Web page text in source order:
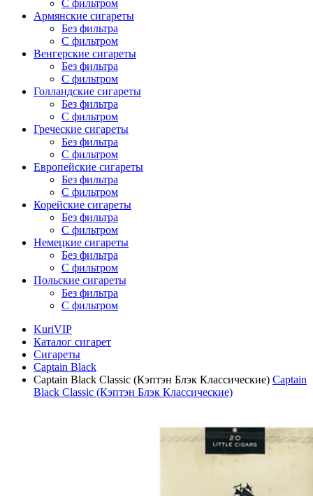
С фильтром
Армянские сигареты
Без фильтра
С фильтром
Венгерские сигареты
Без фильтра
С фильтром
Голландские сигареты
Без фильтра
С фильтром
Греческие сигареты
Без фильтра
С фильтром
Европейские сигареты
Без фильтра
С фильтром
Корейские сигареты
Без фильтра
С фильтром
Немецкие сигареты
Без фильтра
С фильтром
Польские сигареты
Без фильтра
С фильтром
KuriVIP
Каталог сигарет
Сигареты
Captain Black
Captain Black Classic (Кэптэн Блэк Классические) Captain
Black Classic (Кэптэн Блэк Классические)